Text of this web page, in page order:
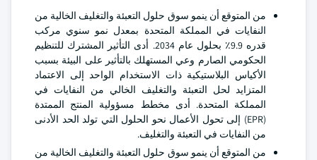
من المتوقع أن ينمو سوق حلول التعبئة والتغليف الخالية من
النفايات في المملكة المتحدة بمعدل نمو سنوي مركب
قدره 9.9٪ بحلول عام 2034. أدى التأثير المشترك للتنظيم
الحكومي الصارم وعي المستهلك بالتأثير على البيئة بسبب
الأكياس البلاستيكية ذات الاستخدام الواحد إلى الاعتماد
المتزايد لحل التعبئة والتغليف الخالي من النفايات في
المملكة المتحدة. أدى مخطط مسؤولية المنتج الممتدة
(EPR) إلى تحول الأعمال نحو الحلول التي تولد الحد الأدنى
من النفايات في التعبئة والتغليف.
من المتوقع أن ينمو سوق حلول التعبئة والتغليف الخالية من